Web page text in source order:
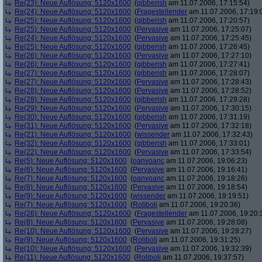
Re(23): Neue Auflösung: 5120x1600 (gibberish am 11.07.2006, 17:15:54)
Re(24): Neue Auflösung: 5120x1600 (Fragestellender am 11.07.2006,
Re(25): Neue Auflösung: 5120x1600 (gibberish am 11.07.2006, 17:20:57)
Re(25): Neue Auflösung: 5120x1600 (Pervasive am 11.07.2006, 17:25:07)
Re(24): Neue Auflösung: 5120x1600 (Pervasive am 11.07.2006, 17:25:45)
Re(25): Neue Auflösung: 5120x1600 (gibberish am 11.07.2006, 17:26:45)
Re(26): Neue Auflösung: 5120x1600 (Pervasive am 11.07.2006, 17:27:10)
Re(26): Neue Auflösung: 5120x1600 (gibberish am 11.07.2006, 17:27:41)
Re(27): Neue Auflösung: 5120x1600 (gibberish am 11.07.2006, 17:28:07)
Re(27): Neue Auflösung: 5120x1600 (Pervasive am 11.07.2006, 17:28:43)
Re(28): Neue Auflösung: 5120x1600 (Pervasive am 11.07.2006, 17:28:52)
Re(28): Neue Auflösung: 5120x1600 (gibberish am 11.07.2006, 17:29:28)
Re(29): Neue Auflösung: 5120x1600 (Pervasive am 11.07.2006, 17:30:15)
Re(30): Neue Auflösung: 5120x1600 (gibberish am 11.07.2006, 17:31:19)
Re(31): Neue Auflösung: 5120x1600 (Pervasive am 11.07.2006, 17:32:18)
Re(21): Neue Auflösung: 5120x1600 (wissender am 11.07.2006, 17:32:43)
Re(32): Neue Auflösung: 5120x1600 (gibberish am 11.07.2006, 17:33:01)
Re(22): Neue Auflösung: 5120x1600 (Pervasive am 11.07.2006, 17:33:54)
Re(5): Neue Auflösung: 5120x1600 (oanvoanc am 11.07.2006, 19:06:23)
Re(6): Neue Auflösung: 5120x1600 (Pervasive am 11.07.2006, 19:16:41)
Re(7): Neue Auflösung: 5120x1600 (oanvoanc am 11.07.2006, 19:18:26)
Re(8): Neue Auflösung: 5120x1600 (Pervasive am 11.07.2006, 19:18:54)
Re(9): Neue Auflösung: 5120x1600 (wissender am 11.07.2006, 19:19:51)
Re(7): Neue Auflösung: 5120x1600 (Roliboli am 11.07.2006, 19:20:36)
Re(26): Neue Auflösung: 5120x1600 (Fragestellender am 11.07.2006,
Re(8): Neue Auflösung: 5120x1600 (Pervasive am 11.07.2006, 19:28:08)
Re(10): Neue Auflösung: 5120x1600 (Pervasive am 11.07.2006, 19:28:27)
Re(9): Neue Auflösung: 5120x1600 (Roliboli am 11.07.2006, 19:31:25)
Re(10): Neue Auflösung: 5120x1600 (Pervasive am 11.07.2006, 19:32:39)
Re(11): Neue Auflösung: 5120x1600 (Roliboli am 11.07.2006, 19:37:57)